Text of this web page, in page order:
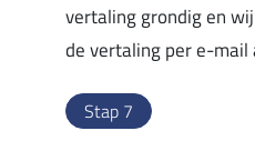
vertaling grondig en
de vertaling per e-mail
Stap 7